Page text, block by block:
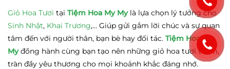
Giỏ Hoa Tươi tại Tiệm Hoa My Mylà lựa chọn lý tưởng cho
Sinh Nhật, Khai Trương,… Giúp gửi gắm lời chúc và sự quan
tâm đến với người thân, bạn bè hay đối tác. Tiệm Hoa My
Myđồng hành cùng bạn tạo nên những giỏ hoa tươi thắm,
tràn đầy yêu thương cho mọi khoảnh khắc đáng nhớ.